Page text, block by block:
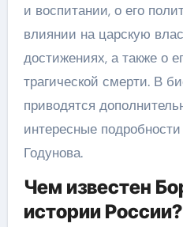
и воспитании, о его
влиянии на царскую
достижениях, а также о
трагической смерти. В
приводятся
интересные
Годунова.
Чем известен
истории России?